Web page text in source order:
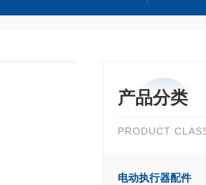
产品分类
PRODUCT
电动执行器配件